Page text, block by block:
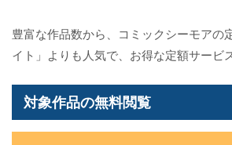
豊富な作品数から、コミックシーモアの
イト」よりも人気で、お得な定額サービ
対象作品の無料閲覧